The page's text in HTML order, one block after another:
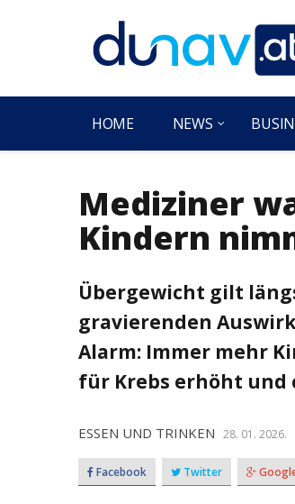
HOME NEWS
Mediziner
Kindern
Übergewicht gilt
gravierenden
Alarm: Immer mehr
für Krebs erhöht
ESSEN UND TRINKEN 28. 01. 2026.
Facebook Twitter